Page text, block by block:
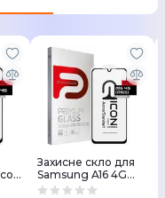
від подряпин,
на фото,
змінюватися
Захисне скло для
Samsung A16 4G
ArmorStandart Icon